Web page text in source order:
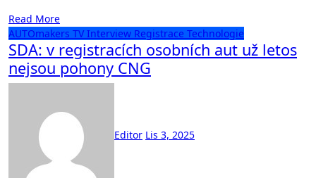
Read More
AUTOmakers TV Interview Registrace Technologie
SDA: v registracích osobních aut už letos
nejsou pohony CNG
Editor Lis 3, 2025